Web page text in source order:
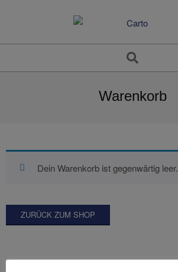
Search
Warenkorb
Dein Warenkorb ist gegenwärtig leer.
ZURÜCK ZUM SHOP
2022-